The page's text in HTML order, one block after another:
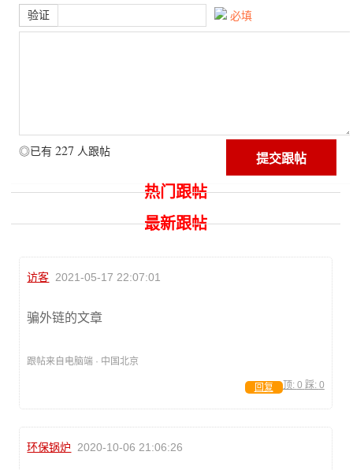
验证 必填
◎已有 227 人跟帖
热门跟帖
最新跟帖
访客 2021-05-17 22:07:01
骗外链的文章
跟帖来自电脑端 · 中国北京
顶: 0 踩: 0
回复
环保锅炉 2020-10-06 21:06:26